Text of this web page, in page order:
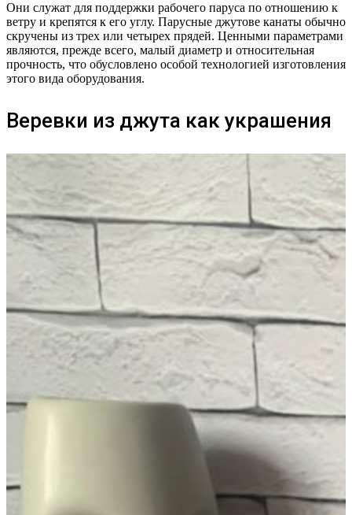
Они служат для поддержки рабочего паруса по отношению к
ветру и крепятся к его углу. Парусные джутове канаты обычно
скручены из трех или четырех прядей. Ценными параметрами
являются, прежде всего, малый диаметр и относительная
прочность, что обусловлено особой технологией изготовления
этого вида оборудования.
Веревки из джута как украшения